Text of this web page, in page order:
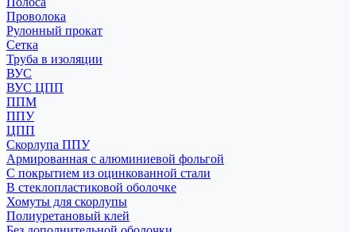
Проволока
Рулонный прокат
Сетка
Труба в изоляции
ВУС
ВУС ЦПП
ППМ
ППУ
ЦПП
Скорлупа ППУ
Армированная с алюминиевой фольгой
С покрытием из оцинкованной стали
В стеклопластиковой оболочке
Хомуты для скорлупы
Полиуретановый клей